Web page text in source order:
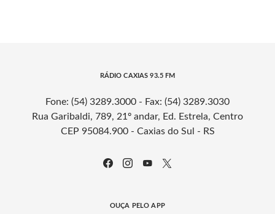
RÁDIO CAXIAS 93.5 FM
Fone: (54) 3289.3000 - Fax: (54) 3289.3030
Rua Garibaldi, 789, 21º andar, Ed. Estrela, Centro
CEP 95084.900 - Caxias do Sul - RS
OUÇA PELO APP